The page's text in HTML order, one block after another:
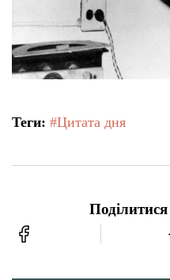
Теги: #Цитата дня